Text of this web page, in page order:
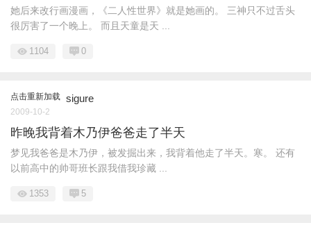
她后来改行画漫画，《二人性世界》就是她画的。 三神只不过舌头
很厉害了一个晚上。 而且天童是天 ...
1104 0
点击重新加载 sigure
2009-10-2
昨晚我背着木乃伊爸爸走了半天
梦见我爸爸是木乃伊，被发掘出来，我背着他走了半天。寒。 还有
以前高中的帅哥班长跟我借我珍藏 ...
1353 5